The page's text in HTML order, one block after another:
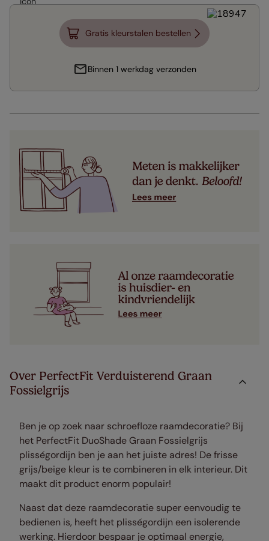
Gratis kleurstalen bestellen
Binnen 1 werkdag verzonden
Over PerfectFit Verduisterend Graan
Fossielgrijs
Ben je op zoek naar schroefloze raamdecoratie? Bij
het PerfectFit DuoShade Graan Fossielgrijs
plisségordijn ben je aan het juiste adres! De frisse
grijs/beige kleur is te combineren in elk interieur. Dit
maakt dit product enorm populair!
Naast dat deze raamdecoratie super eenvoudig te
bedienen is, heeft het plisségordijn een isolerende
werking. Hierdoor bespaar je optimaal energie,